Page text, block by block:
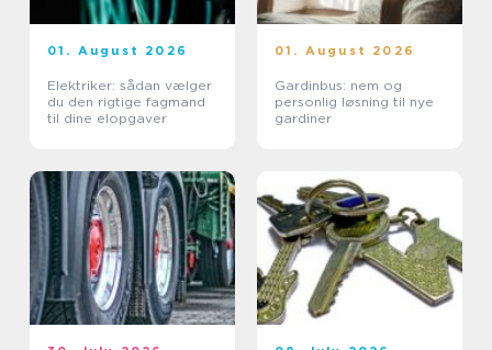
01. August 2026
Elektriker: sådan vælger
du den rigtige fagmand
til dine elopgaver
01. August 2026
Gardinbus: nem og
personlig løsning til nye
gardiner